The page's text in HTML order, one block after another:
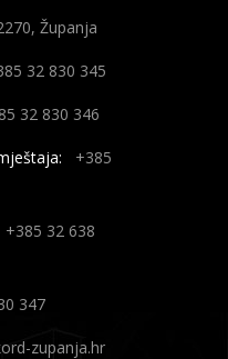
Županja
32 830 345
32 830 346
+385
+385 32 638
347
zupanja.hr